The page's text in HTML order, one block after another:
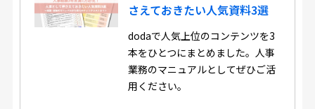
さえておきたい人気資料3選
dodaで人気上位のコンテンツを3
本をひとつにまとめました。人事
業務のマニュアルとしてぜひご活
用ください。